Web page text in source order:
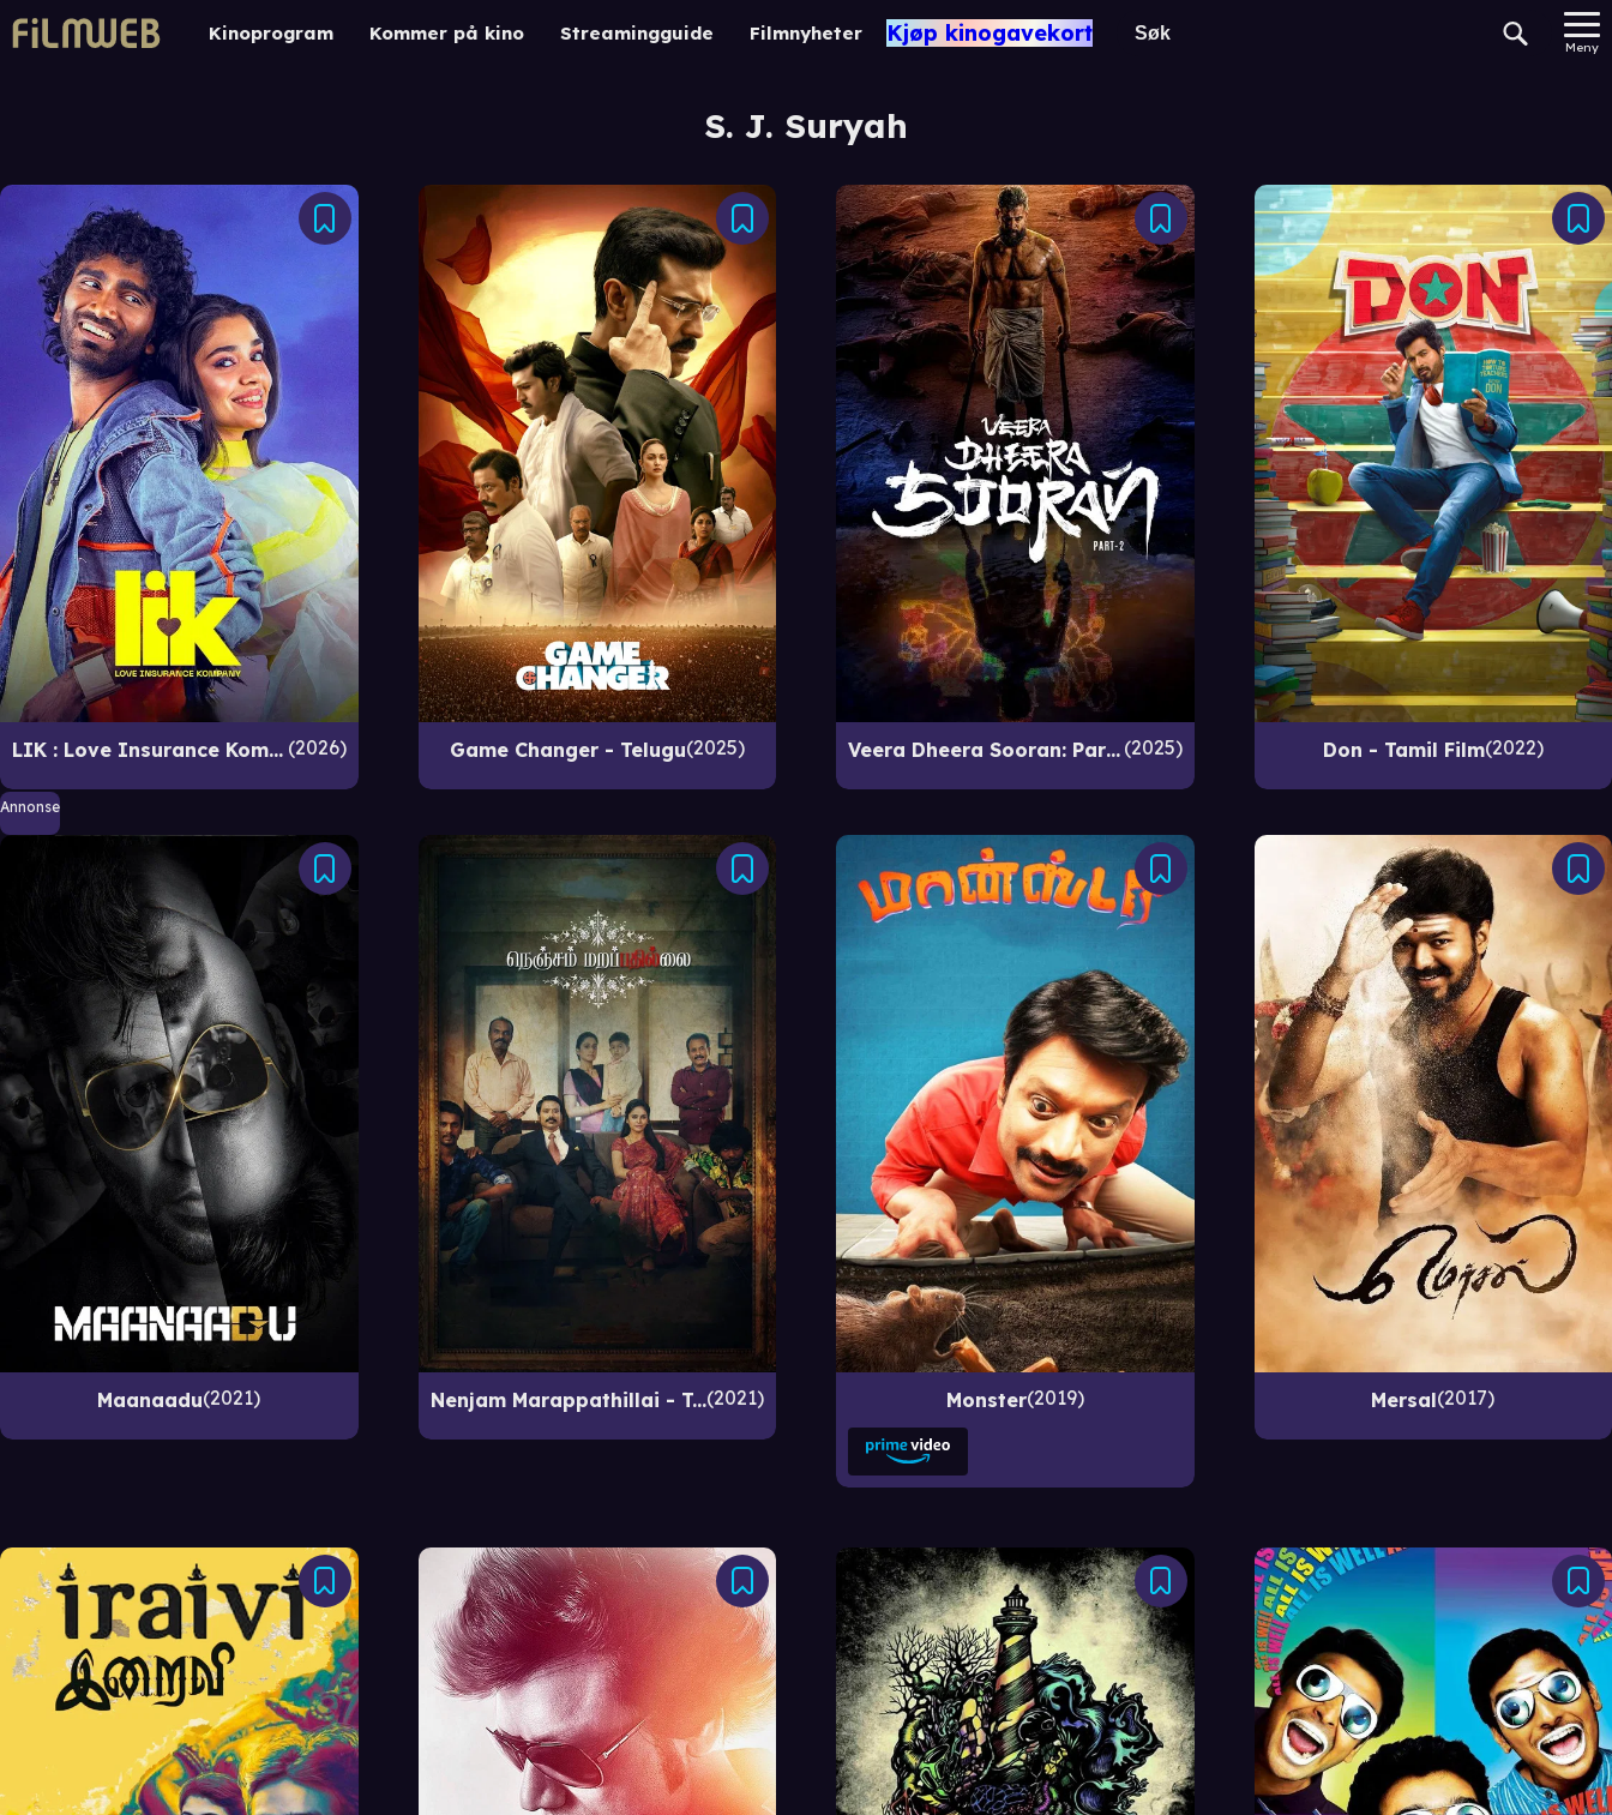
Kinoprogram Kommer på kino Streamingguide Filmnyheter Kjøp kinogavekort
Meny
S. J. Suryah
LIK : Love Insurance Kompany 2026 Game Changer - Telugu 2025 Veera Dheera Sooran: Part - 2 2025 Don - Tamil Film 2022
Annonse
Maanaadu 2021 Nenjam Marappathillai - Tamil Film 2021 Monster 2019 Mersal 2017